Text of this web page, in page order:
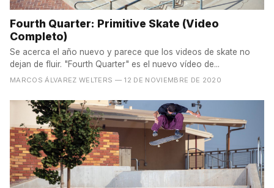
Fourth Quarter: Primitive Skate (Video
Completo)
Se acerca el año nuevo y parece que los videos de skate no
dejan de fluir. "Fourth Quarter" es el nuevo vídeo de...
MARCOS ÁLVAREZ WELTERS — 12 DE NOVIEMBRE DE 2020